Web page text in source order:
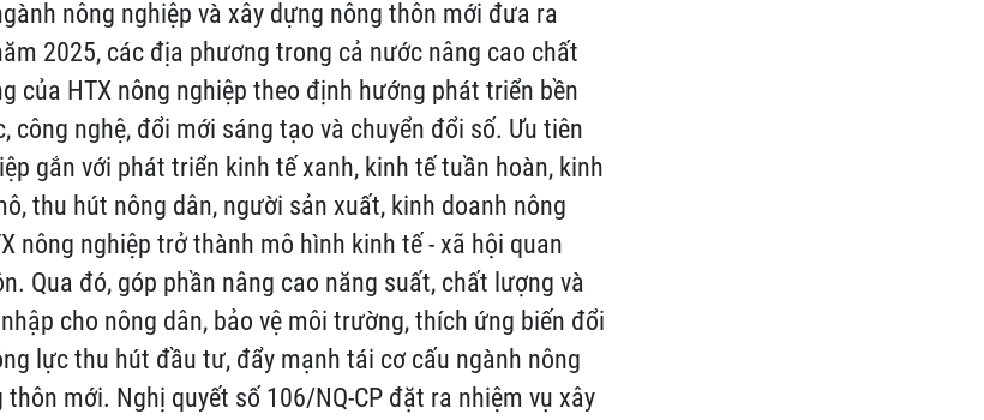
nông nghiệp và xây dựng nông thôn mới đưa ra
2025, các địa phương trong cả nước nâng cao chất
của HTX nông nghiệp theo định hướng phát triển bền
công nghệ, đổi mới sáng tạo và chuyển đổi số. Ưu tiên
gắn với phát triển kinh tế xanh, kinh tế tuần hoàn, kinh
thu hút nông dân, người sản xuất, kinh doanh nông
nông nghiệp trở thành mô hình kinh tế - xã hội quan
Qua đó, góp phần nâng cao năng suất, chất lượng và
cho nông dân, bảo vệ môi trường, thích ứng biến đổi
lực thu hút đầu tư, đẩy mạnh tái cơ cấu ngành nông
mới. Nghị quyết số 106/NQ-CP đặt ra nhiệm vụ xây